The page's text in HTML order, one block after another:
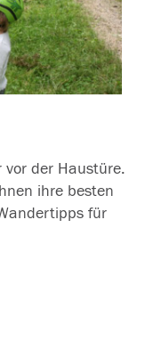
vor der Haustüre.
ihre besten
für